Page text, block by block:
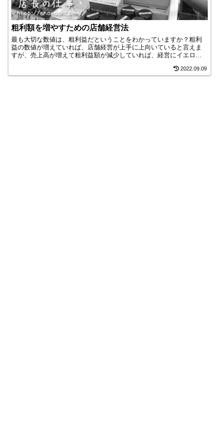
粗利額を増やすための店舗経営法
最も大切な数値は、粗利益だということをわかっていますか？粗利
益の数値が増えていれば、店舗経営が上手に上向いていると言えま
すが、売上高が増えて粗利益額が減少していれば、経営にイエロー
で、この見落としがちな粗利益について考えてみましょう。2022.09.09